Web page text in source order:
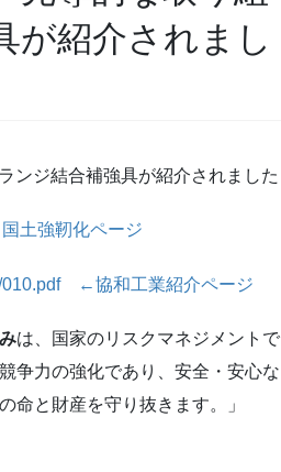
が紹介されまし
ンジ結合補強具が紹介されました
土強靭化ページ
010.pdf ←協和工業紹介ページ
は、国家のリスクマネジメントで
争力の強化であり、安全・安心な
命と財産を守り抜きます。」